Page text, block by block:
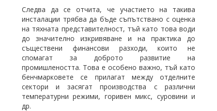
Следва да се отчита, че участието на такива
инсталации трябва да бъде съпътствано с оценка
на тяхната представителност, тъй като това води
до значително изкривяване и на практика до
съществени финансови разходи, които не
спомагат за доброто развитие на
промишлеността. Това е особено важно, тъй като
бенчмарковете се прилагат между отделните
сектори и засягат производства с различни
температурни режими, горивен микс, суровини и
др.